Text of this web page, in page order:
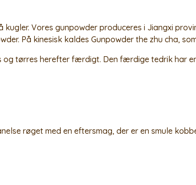
Vores gunpowder produceres i Jiangxi
På kinesisk kaldes Gunpowder the zhu cha, som
tørres herefter færdigt. Den færdige tedrik har
røget med en eftersmag, der er en smule